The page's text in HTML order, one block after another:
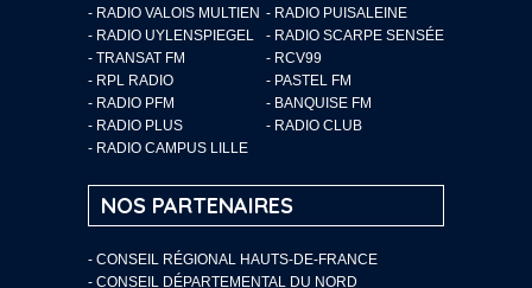
- RADIO VALOIS MULTIEN - RADIO PUISALEINE
- RADIO UYLENSPIEGEL
- RADIO SCARPE SENSÉE
- TRANSAT FM
- RCV99
- RPL RADIO
- PASTEL FM
- RADIO PFM
- BANQUISE FM
- RADIO PLUS
- RADIO CLUB
- RADIO CAMPUS LILLE
NOS PARTENAIRES
- CONSEIL RÉGIONAL HAUTS-DE-FRANCE
- CONSEIL DÉPARTEMENTAL DU NORD